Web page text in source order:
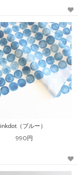
inkdot（ブルー）
990円